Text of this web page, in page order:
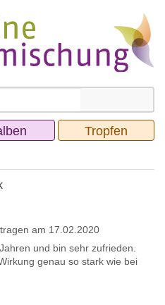
Tropfen
am 17.02.2020
und bin sehr zufrieden.
genau so stark wie bei